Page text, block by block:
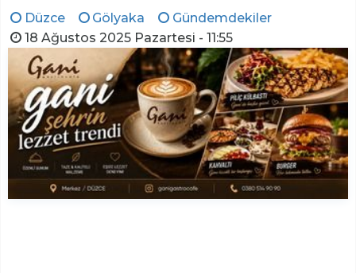
Düzce Gölyaka
Gündemdekiler
18 Ağustos 2025 Pazartesi - 11:55